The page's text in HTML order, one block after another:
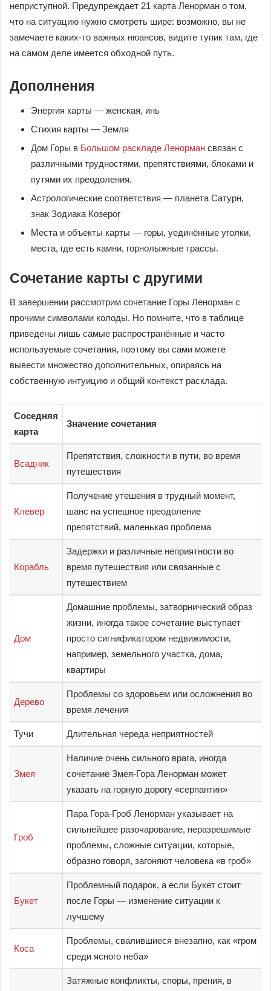
неприступной. Предупреждает 21 карта Ленорман о том,
что на ситуацию нужно смотреть шире: возможно, вы не
замечаете каких-то важных нюансов, видите тупик там, где
на самом деле имеется обходной путь.
Дополнения
Энергия карты — женская, инь
Стихия карты — Земля
Дом Горы в Большом раскладе Ленорман связан с
различными трудностями, препятствиями, блоками и
путями их преодоления.
Астрологические соответствия — планета Сатурн,
знак Зодиака Козерог
Места и объекты карты — горы, уединённые уголки,
места, где есть камни, горнолыжные трассы.
Сочетание карты с другими
В завершении рассмотрим сочетание Горы Ленорман с
прочими символами колоды. Но помните, что в таблице
приведены лишь самые распространённые и часто
используемые сочетания, поэтому вы сами можете
вывести множество дополнительных, опираясь на
собственную интуицию и общий контекст расклада.
Соседняя
карта
Значение сочетания
Всадник
Препятствия, сложности в пути, во время
путешествия
Клевер
Получение утешения в трудный момент,
шанс на успешное преодоление
препятствий, маленькая проблема
Корабль
Задержки и различные неприятности во
время путешествия или связанные с
путешествием
Дом
Домашние проблемы, затворнический образ
жизни, иногда такое сочетание выступает
просто сигнификатором недвижимости,
например, земельного участка, дома,
квартиры
Дерево
Проблемы со здоровьем или осложнения во
время лечения
Тучи Длительная череда неприятностей
Змея
Наличие очень сильного врага, иногда
сочетание Змея-Гора Ленорман может
указать на горную дорогу «серпантин»
Гроб
Пара Гора-Гроб Ленорман указывает на
сильнейшее разочарование, неразрешимые
проблемы, сложные ситуации, которые,
образно говоря, загоняют человека «в гроб»
Букет
Проблемный подарок, а если Букет стоит
после Горы — изменение ситуации к
лучшему
Коса
Проблемы, свалившиеся внезапно, как «гром
среди ясного неба»
Затяжные конфликты, споры, прения, в